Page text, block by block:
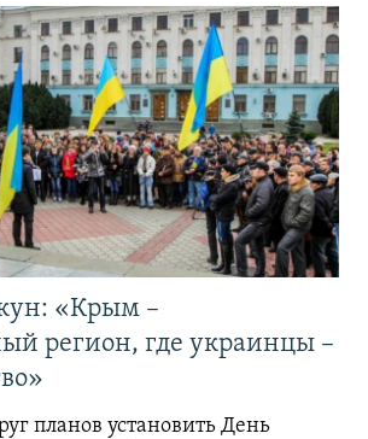
«Крым –
регион, где украинцы –
планов установить День